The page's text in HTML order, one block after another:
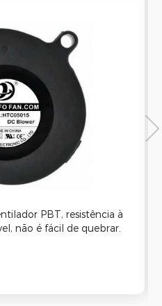
ESCOVA 5V / 12V / 24V
PBT, resistência à
não é fácil de quebrar.